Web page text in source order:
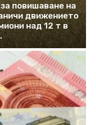
повишаване на
движението
над 12 т в